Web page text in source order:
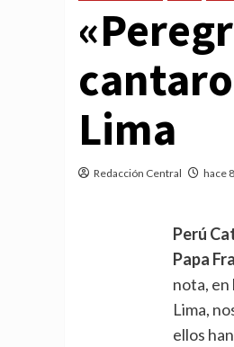
Lima
Redacción Central hace
Perú
Papa
nota, en
Lima,
ellos